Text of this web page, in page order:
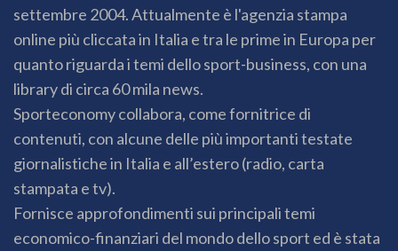
settembre 2004. Attualmente è l'agenzia stampa
online più cliccata in Italia e tra le prime in Europa per
quanto riguarda i temi dello sport-business, con una
library di circa 60 mila news.
Sporteconomy collabora, come fornitrice di
contenuti, con alcune delle più importanti testate
giornalistiche in Italia e all’estero (radio, carta
stampata e tv).
Fornisce approfondimenti sui principali temi
economico-finanziari del mondo dello sport ed è stata